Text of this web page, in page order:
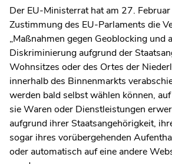
Der EU-Ministerrat hat am 27.
Zustimmung des EU-Parlaments die
„Maßnahmen gegen Geoblocking und
Diskriminierung aufgrund der
Wohnsitzes oder des Ortes der
innerhalb des Binnenmarkts
werden bald selbst wählen können,
sie Waren oder Dienstleistungen
aufgrund ihrer Staatsangehörigkeit,
sogar ihres vorübergehenden
oder automatisch auf eine andere